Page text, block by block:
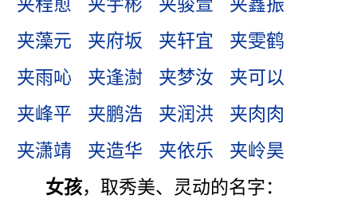
夹程愈
夹宇彬 夹骏萱
夹鑫振
夹藻元
夹府坂 夹轩宜
夹雯鹤
夹雨吣
夹逢澍 夹梦汝
夹可以
夹峰平
夹鹏浩 夹润洪
夹肉肉
夹潇靖
夹造华 夹依乐
夹岭昊
女孩，取秀美、灵动的名字：